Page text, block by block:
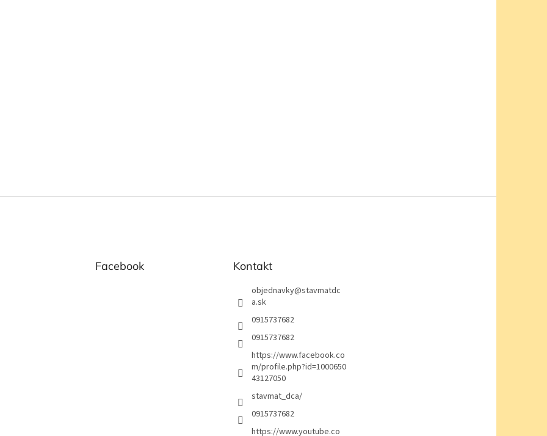
Facebook Kontakt
objednavky@stavmatdc
a.sk
0915737682
0915737682
https://www.facebook.co
m/profile.php?id=1000650
43127050
stavmat_dca/
0915737682
https://www.youtube.co